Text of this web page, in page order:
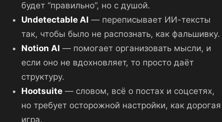
будет “правильно”, но с душой.
Undetectable AI — переписывает ИИ-тексты
так, чтобы было не распознать, как фальшивку.
Notion AI — помогает организовать мысли, и
если оно не вдохновляет, то просто даёт
структуру.
Hootsuite— словом, всё о постах и соцсетях,
но требует осторожной настройки, как дорогая
игра.